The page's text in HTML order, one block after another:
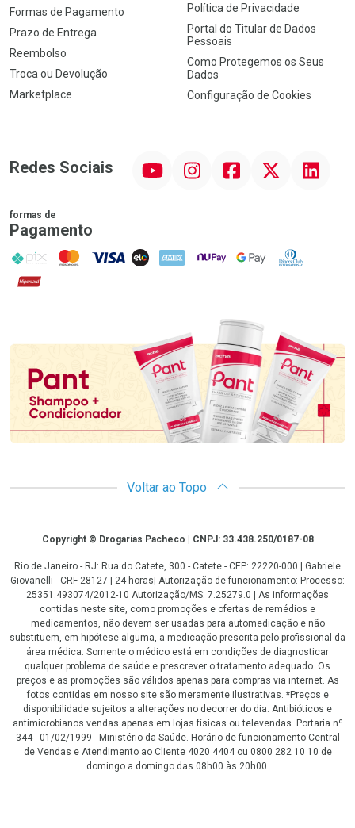
Formas de Pagamento
Prazo de Entrega
Reembolso
Troca ou Devolução
Marketplace
Política de Privacidade
Portal do Titular de Dados
Pessoais
Como Protegemos os Seus
Dados
Configuração de Cookies
Redes Sociais InstagramFacebook Linkedin
formas de
Pagamento
PIX MasterCard
VISA ELO AMEX NuPay Google PayDiners Club
Hipercard
Promoção em Destaque
Voltar ao Topo
CopyrightCopyright © Drogarias Pacheco | CNPJ: 33.438.250/0187-08
Rio de Janeiro - RJ: Rua do Catete, 300 - Catete - CEP: 22220-000 | Gabriele
Giovanelli - CRF 28127 | 24 horas| Autorização de funcionamento: Processo:
25351.493074/2012-10 Autorização/MS: 7.25279.0 | As informações
contidas neste site, como promoções e ofertas de remédios e
medicamentos, não devem ser usadas para automedicação e não
substituem, em hipótese alguma, a medicação prescrita pelo profissional da
área médica. Somente o médico está em condições de diagnosticar
qualquer problema de saúde e prescrever o tratamento adequado. Os
preços e as promoções são válidos apenas para compras via internet. As
fotos contidas em nosso site são meramente ilustrativas. *Preços e
disponibilidade sujeitos a alterações no decorrer do dia. Antibióticos e
antimicrobianos vendas apenas em lojas físicas ou televendas. Portaria nº
344 - 01/02/1999 - Ministério da Saúde. Horário de funcionamento Central
de Vendas e Atendimento ao Cliente 4020 4404 ou 0800 282 10 10 de
domingo a domingo das 08h00 às 20h00.